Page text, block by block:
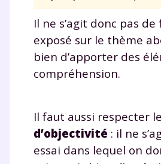
Il ne s’agit donc pas
exposé sur le thème
bien d’apporter des
compréhension.
Il faut aussi respecter le
d’objectivité : il ne
essai dans lequel on